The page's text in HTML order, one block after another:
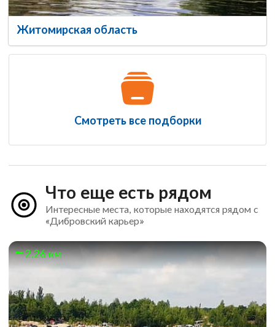
Житомирская область
Смотреть все подборки
Что еще есть рядом
Интересные места, которые находятся рядом с
«Дибровский карьер»
2.26 км